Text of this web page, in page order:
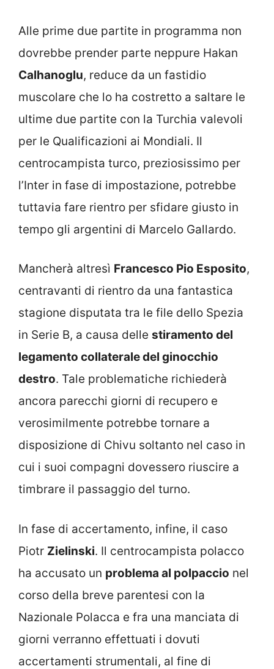
Alle prime due partite in programma non
dovrebbe prender parte neppure Hakan
Calhanoglu, reduce da un fastidio
muscolare che lo ha costretto a saltare le
ultime due partite con la Turchia valevoli
per le Qualificazioni ai Mondiali. Il
centrocampista turco, preziosissimo per
l’Inter in fase di impostazione, potrebbe
tuttavia fare rientro per sfidare giusto in
tempo gli argentini di Marcelo Gallardo.
Mancherà altresì Francesco Pio Esposito,
centravanti di rientro da una fantastica
stagione disputata tra le file dello Spezia
in Serie B, a causa delle stiramento del
legamento collaterale del ginocchio
destro. Tale problematiche richiederà
ancora parecchi giorni di recupero e
verosimilmente potrebbe tornare a
disposizione di Chivu soltanto nel caso in
cui i suoi compagni dovessero riuscire a
timbrare il passaggio del turno.
In fase di accertamento, infine, il caso
Piotr Zielinski. Il centrocampista polacco
ha accusato un problema al polpaccio nel
corso della breve parentesi con la
Nazionale Polacca e fra una manciata di
giorni verranno effettuati i dovuti
accertamenti strumentali, al fine di